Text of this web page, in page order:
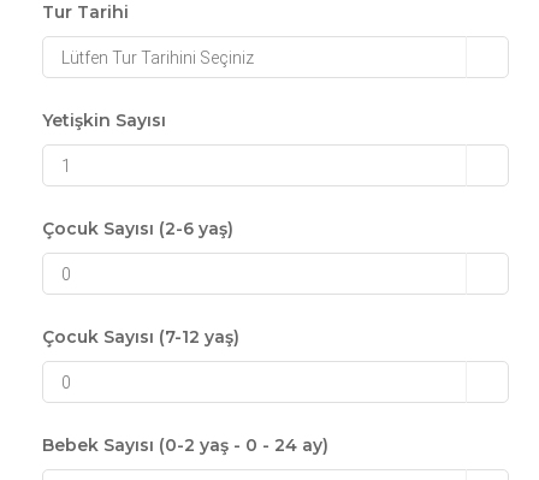
Tur Tarihi
Lütfen Tur Tarihini Seçiniz
Yetişkin Sayısı
1
Çocuk Sayısı (2-6 yaş)
0
Çocuk Sayısı (7-12 yaş)
0
Bebek Sayısı (0-2 yaş - 0 - 24 ay)